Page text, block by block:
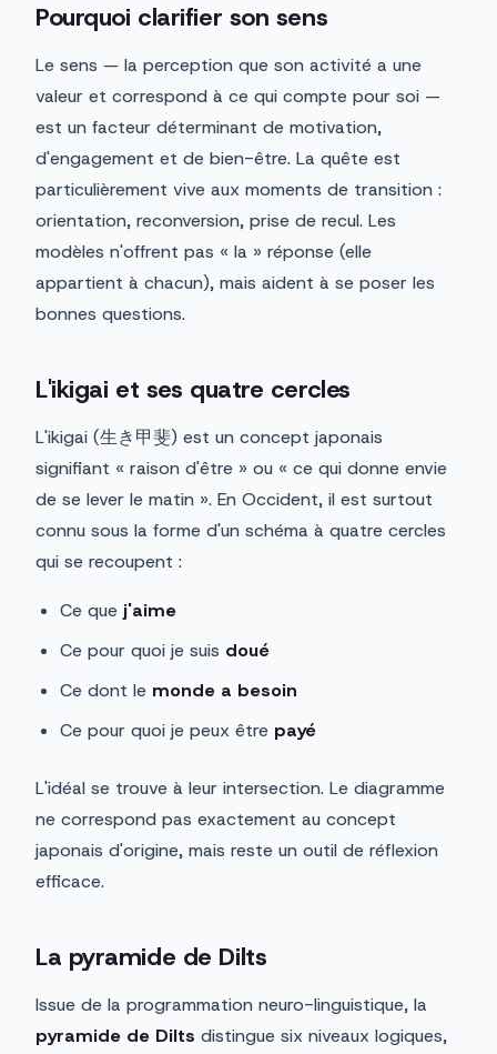
Pourquoi clarifier son sens
Le sens — la perception que son activité a une
valeur et correspond à ce qui compte pour soi —
est un facteur déterminant de motivation,
d'engagement et de bien-être. La quête est
particulièrement vive aux moments de transition :
orientation, reconversion, prise de recul. Les
modèles n'offrent pas « la » réponse (elle
appartient à chacun), mais aident à se poser les
bonnes questions.
L'ikigai et ses quatre cercles
L'ikigai (生き甲斐) est un concept japonais
signifiant « raison d'être » ou « ce qui donne envie
de se lever le matin ». En Occident, il est surtout
connu sous la forme d'un schéma à quatre cercles
qui se recoupent :
Ce que j'aime
Ce pour quoi je suis doué
Ce dont le monde a besoin
Ce pour quoi je peux être payé
L'idéal se trouve à leur intersection. Le diagramme
ne correspond pas exactement au concept
japonais d'origine, mais reste un outil de réflexion
efficace.
La pyramide de Dilts
Issue de la programmation neuro-linguistique, la
pyramide de Dilts distingue six niveaux logiques,